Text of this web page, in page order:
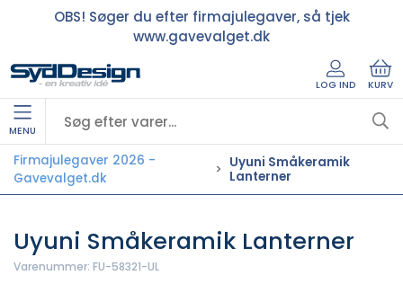
OBS! Søger du efter firmajulegaver, så tjek
www.gavevalget.dk
LOG IND KURV
MENU
Firmajulegaver 2026 -
Gavevalget.dk
Uyuni Småkeramik
Lanterner
Uyuni Småkeramik Lanterner
Varenummer: FU-58321-UL